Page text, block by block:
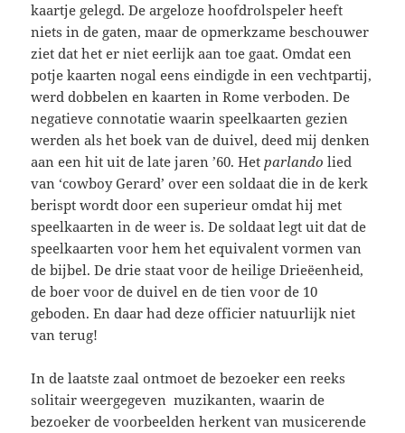
kaartje gelegd. De argeloze hoofdrolspeler heeft
niets in de gaten, maar de opmerkzame beschouwer
ziet dat het er niet eerlijk aan toe gaat. Omdat een
potje kaarten nogal eens eindigde in een vechtpartij,
werd dobbelen en kaarten in Rome verboden. De
negatieve connotatie waarin speelkaarten gezien
werden als het boek van de duivel, deed mij denken
aan een hit uit de late jaren ’60. Hetparlando lied
van ‘cowboy Gerard’ over een soldaat die in de kerk
berispt wordt door een superieur omdat hij met
speelkaarten in de weer is. De soldaat legt uit dat de
speelkaarten voor hem het equivalent vormen van
de bijbel. De drie staat voor de heilige Drieëenheid,
de boer voor de duivel en de tien voor de 10
geboden. En daar had deze officier natuurlijk niet
van terug!
In de laatste zaal ontmoet de bezoeker een reeks
solitair weergegeven muzikanten, waarin de
bezoeker de voorbeelden herkent van musicerende